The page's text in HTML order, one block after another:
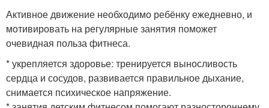
Активное движение необходимо ребёнку ежедневно, и
мотивировать на регулярные занятия поможет
очевидная польза фитнеса.
* укрепляется здоровье: тренируется выносливость
сердца и сосудов, развивается правильное дыхание,
снимается психическое напряжение.